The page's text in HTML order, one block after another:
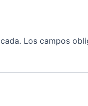
Los campos